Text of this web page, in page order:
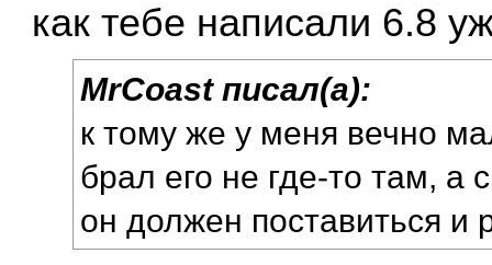
как тебе написали 6.8
MrCoast писал(а):
к тому же у меня вечно
брал его не где-то там, а
он должен поставиться и